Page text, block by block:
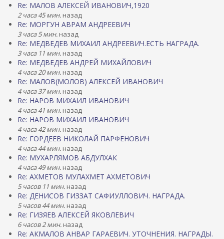
Re: МАЛОВ АЛЕКСЕЙ ИВАНОВИЧ,1920
2 часа 45 мин. назад
Re: МОРГУН АВРАМ АНДРЕЕВИЧ
3 часа 5 мин. назад
Re: МЕДВЕДЕВ МИХАИЛ АНДРЕЕВИЧ.ЕСТЬ НАГРАДА.
3 часа 11 мин. назад
Re: МЕДВЕДЕВ АНДРЕЙ МИХАЙЛОВИЧ
4 часа 20 мин. назад
Re: МАЛОВ(МОЛОВ) АЛЕКСЕЙ ИВАНОВИЧ
4 часа 37 мин. назад
Re: НАРОВ МИХАИЛ ИВАНОВИЧ
4 часа 41 мин. назад
Re: НАРОВ МИХАИЛ ИВАНОВИЧ
4 часа 42 мин. назад
Re: ГОРДЕЕВ НИКОЛАЙ ПАРФЕНОВИЧ
4 часа 44 мин. назад
Re: МУХАРЛЯМОВ АБДУЛХАК
4 часа 49 мин. назад
Re: АХМЕТОВ МУЛАХМЕТ АХМЕТОВИЧ
5 часов 11 мин. назад
Re: ДЕНИСОВ ГИЗЗАТ САФИУЛЛОВИЧ. НАГРАДА.
5 часов 44 мин. назад
Re: ГИЗЯЕВ АЛЕКСЕЙ ЯКОВЛЕВИЧ
6 часов 2 мин. назад
Re: АКМАЛОВ АНВАР ГАРАЕВИЧ. УТОЧНЕНИЯ. НАГРАДЫ.